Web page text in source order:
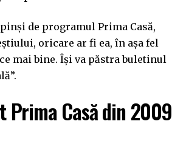
de programul Prima Casă,
oricare ar fi ea, în așa fel
mai bine. Își va păstra buletinul
Prima Casă din 2009